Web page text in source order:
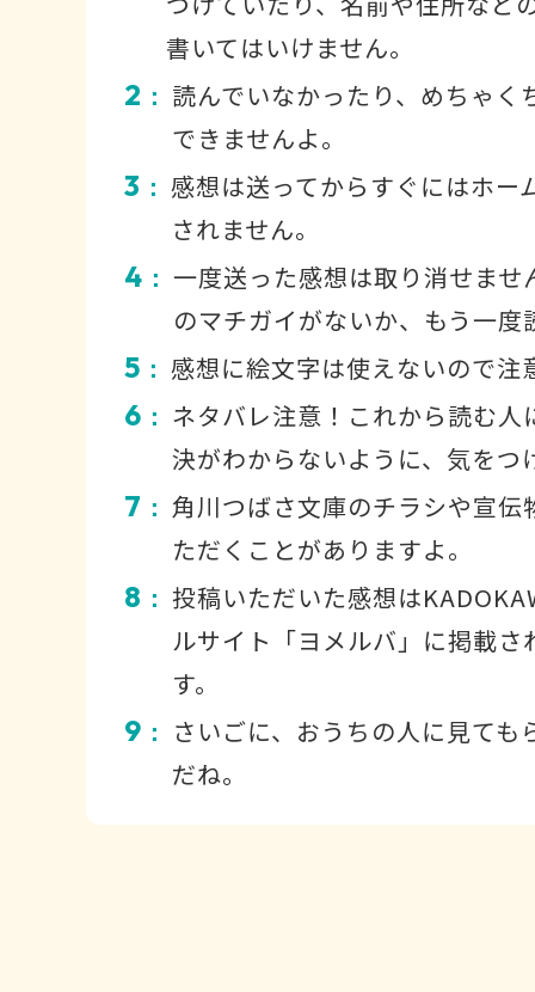
書いてはいけません。
2 ： 読んでいなかったり、めちゃく
できませんよ。
3 ： 感想は送ってからすぐにはホー
されません。
4 ： 一度送った感想は取り消せませ
のマチガイがないか、もう一度
5 ： 感想に絵文字は使えないので注
6 ： ネタバレ注意！これから読む人
決がわからないように、気をつ
7 ： 角川つばさ文庫のチラシや宣伝
ただくことがありますよ。
8 ： 投稿いただいた感想は
ルサイト「ヨメルバ」に掲載さ
す。
9 ：
さいごに、おうちの人に見ても
だね。